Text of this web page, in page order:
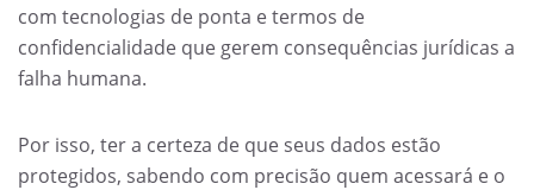
com tecnologias de ponta e termos de
confidencialidade que gerem consequências jurídicas a
falha humana.
Por isso, ter a certeza de que seus dados estão
protegidos, sabendo com precisão quem acessará e o